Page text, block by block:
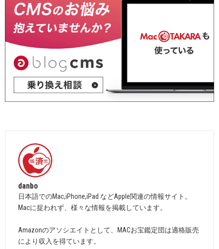
danbo
日本語でのMac,iPhone,iPad などApple関連の情報サイト。
Macに捉われず、様々な情報を掲載しています。
Amazonのアソシエイトとして、MACお宝鑑定団は適格販売
により収入を得ています。